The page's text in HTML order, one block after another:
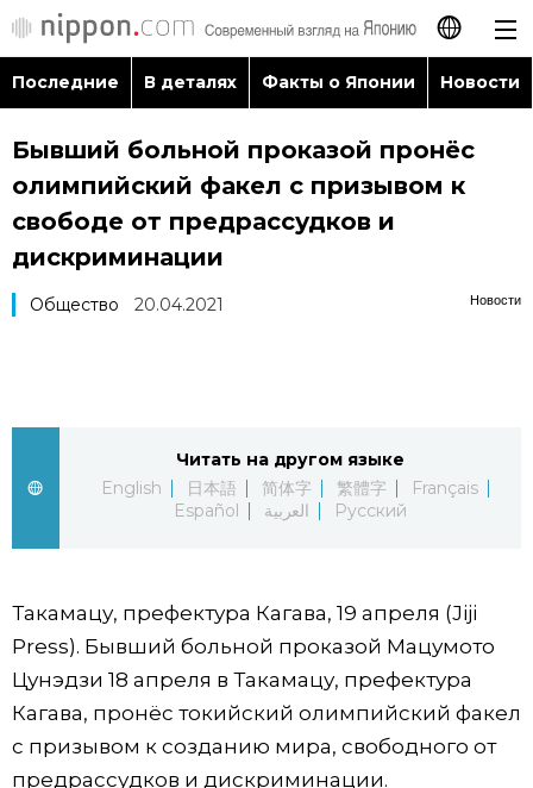
日本語
English
العربية
Последние
В деталях
Новости
Путеводитель по Японии
Разделы
Люди
Блог
Популярные статьи
Японский язык official SNS
Последние В деталях Факты о Японии Новости
Бывший больной проказой пронёс
олимпийский факел с призывом к
свободе от предрассудков и
дискриминации
Новости
Общество 20.04.2021
Читать на другом языке
English
日本語 简体字 繁體字
Français
Español
العربية Русский
Такамацу, префектура Кагава, 19 апреля (Jiji
Press). Бывший больной проказой Мацумото
Цунэдзи 18 апреля в Такамацу, префектура
Кагава, пронёс токийский олимпийский факел
с призывом к созданию мира, свободного от
предрассудков и дискриминации.